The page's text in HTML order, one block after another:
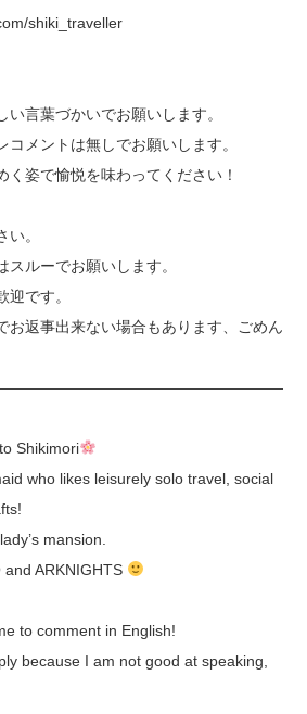
shiki_traveller
い言葉づかいでお願いします。
メントは無しでお願いします。
く姿で愉悦を味わってください！
。
ルーでお願いします。
です。
お返事出来ない場合もあります、ごめん
Shikimori
who likes leisurely solo travel, social
mansion.
ARKNIGHTS
to comment in English!
because I am not good at speaking,